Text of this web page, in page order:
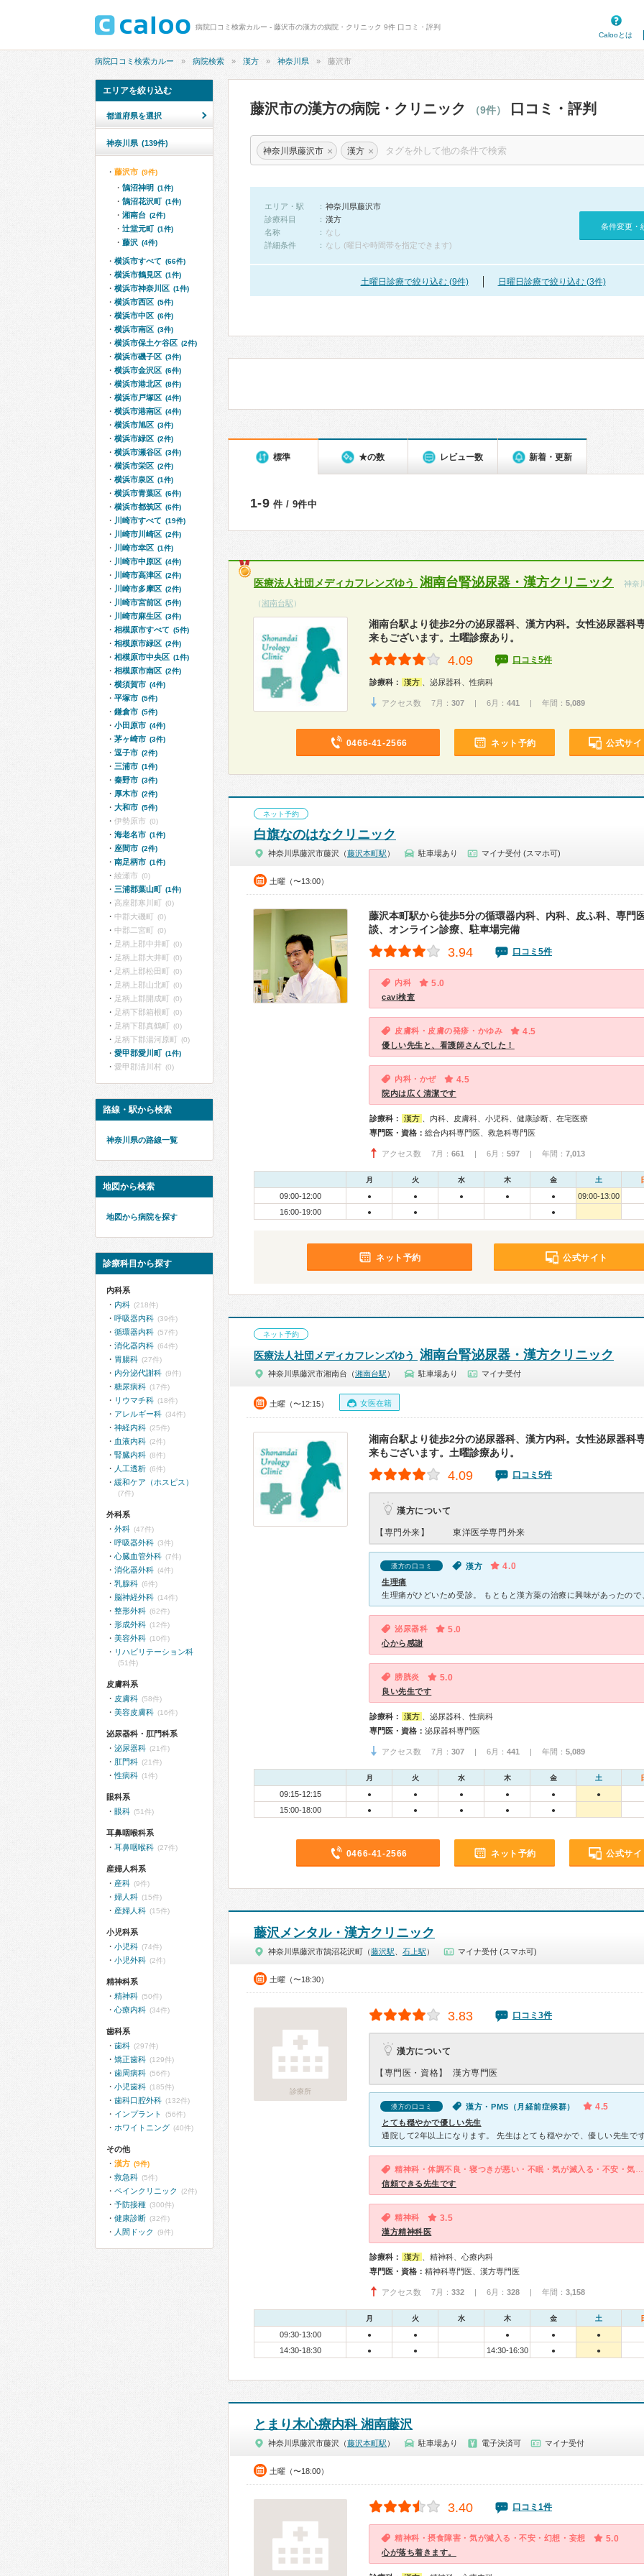
病院口コミ検索カルー - 藤沢市の漢方の病院・クリニック 9件 口コミ・評判
Calooとは
病院口コミ検索カルー 病院検索 漢方 神奈川県 藤沢市
藤沢市の漢方の病院・クリニック （9件） 口コミ・評判
神奈川県藤沢市 × 漢方 ×
エリア・駅
神奈川県藤沢市
診療科目
漢方
名称
なし
詳細条件
なし (曜日や時間帯を指定できます)
条件変更・
土曜日診療で絞り込む (9件) 日曜日診療で絞り込む (3件)
標準 ★の数 レビュー数 新着・更新
1-9 件 / 9件中
医療法人社団メディカフレンズゆう 湘南台腎泌尿器・漢方クリニック 神奈
（湘南台駅 ）
湘南台駅より徒歩2分の泌尿器科、漢方内科。女性泌尿器科
来もございます。土曜診療あり。
4.09 口コミ5件
診療科： 漢方 、泌尿器科、性病科
アクセス数 7月： 307 | 6月： 441 | 年間： 5,089
0466-41-2566 ネット予約 公式サイ
ネット予約
白旗なのはなクリニック
神奈川県藤沢市藤沢（藤沢本町駅 ） 駐車場あり マイナ受付 (スマホ可)
土曜（〜13:00）
藤沢本町駅から徒歩5分の循環器内科、内科、皮ふ科、専門
談、オンライン診療、駐車場完備
3.94 口コミ5件
内科 5.0
cavi検査
皮膚科・皮膚の発疹・かゆみ 4.5
優しい先生と、看護師さんでした！
内科・かぜ 4.5
院内は広く清潔です
診療科： 漢方
、内科、皮膚科、小児科、健康診断、在宅医療
専門医・資格： 総合内科専門医、救急科専門医
アクセス数 7月： 661 | 6月： 597 | 年間： 7,013
月 火 水 木 金 土
09:00-12:00 ● ● ● ● ●
09:00-13:00
16:00-19:00
● ● ●
ネット予約 公式サイト
ネット予約
医療法人社団メディカフレンズゆう 湘南台腎泌尿器・漢方クリニック
神奈川県藤沢市湘南台（湘南台駅 ） 駐車場あり マイナ受付
土曜（〜12:15） 女医在籍
湘南台駅より徒歩2分の泌尿器科、漢方内科。女性泌尿器科
来もございます。土曜診療あり。
4.09 口コミ5件
漢方について
【専門外来】 東洋医学専門外来
漢方の口コミ 漢方 4.0
生理痛
泌尿器科 5.0
心から感謝
膀胱炎 5.0
良い先生です
診療科： 漢方
、泌尿器科、性病科
専門医・資格： 泌尿器科専門医
アクセス数 7月： 307 | 6月： 441 | 年間： 5,089
月 火 水 木 金 土
09:15-12:15 ● ● ● ● ● ●
15:00-18:00 ● ● ● ● ●
0466-41-2566 ネット予約 公式サイ
藤沢メンタル・漢方クリニック
神奈川県藤沢市鵠沼花沢町（藤沢駅 石上駅 ） マイナ受付 (スマホ可)
土曜（〜18:30）
診療所
3.83 口コミ3件
漢方について
【専門医・資格】 漢方専門医
漢方の口コミ 漢方・PMS（月経前症候群） 4.5
とても穏やかで優しい先生
信頼できる先生です
精神科 3.5
漢方精神科医
診療科： 漢方
、精神科、心療内科
専門医・資格： 精神科専門医、漢方専門医
アクセス数 7月： 332 | 6月： 328 | 年間： 3,158
月 火 水 木 金 土
09:30-13:00 ● ● ● ● ●
14:30-18:30 ● ● 14:30-16:30 ● ●
とまり木心療内科 湘南藤沢
神奈川県藤沢市藤沢（藤沢本町駅 ） 駐車場あり 電子決済可 マイナ受付
土曜（〜18:00）
3.40 口コミ1件
精神科・摂食障害・気が滅入る・不安・幻想・妄想 5.0
心が落ち着きます。
エリアを絞り込む
都道府県を選択
神奈川県 (139件)
藤沢市 (9件)
鵠沼神明 (1件)
鵠沼花沢町 (1件)
湘南台 (2件)
辻堂元町 (1件)
藤沢 (4件)
横浜市すべて (66件)
横浜市鶴見区 (1件)
横浜市神奈川区 (1件)
横浜市西区 (5件)
横浜市中区 (6件)
横浜市南区 (3件)
横浜市保土ケ谷区 (2件)
横浜市磯子区 (3件)
横浜市金沢区 (6件)
横浜市港北区 (8件)
横浜市戸塚区 (4件)
横浜市港南区 (4件)
横浜市旭区 (3件)
横浜市緑区 (2件)
横浜市瀬谷区 (3件)
横浜市栄区 (2件)
横浜市泉区 (1件)
横浜市青葉区 (6件)
横浜市都筑区 (6件)
川崎市すべて (19件)
川崎市川崎区 (2件)
川崎市幸区 (1件)
川崎市中原区 (4件)
川崎市高津区 (2件)
川崎市多摩区 (2件)
川崎市宮前区 (5件)
川崎市麻生区 (3件)
相模原市すべて (5件)
相模原市緑区 (2件)
相模原市中央区 (1件)
相模原市南区 (2件)
横須賀市 (4件)
平塚市 (5件)
鎌倉市 (5件)
小田原市 (4件)
茅ヶ崎市 (3件)
逗子市 (2件)
三浦市 (1件)
秦野市 (3件)
厚木市 (2件)
大和市 (5件)
伊勢原市 (0)
海老名市 (1件)
座間市 (2件)
南足柄市 (1件)
綾瀬市 (0)
三浦郡葉山町 (1件)
高座郡寒川町 (0)
中郡大磯町 (0)
中郡二宮町 (0)
足柄上郡中井町 (0)
足柄上郡大井町 (0)
足柄上郡松田町 (0)
足柄上郡山北町 (0)
足柄上郡開成町 (0)
足柄下郡箱根町 (0)
足柄下郡真鶴町 (0)
足柄下郡湯河原町 (0)
愛甲郡愛川町 (1件)
愛甲郡清川村 (0)
路線・駅から検索
神奈川県の路線一覧
地図から検索
地図から病院を探す
診療科目から探す
内科系
内科 (218件)
呼吸器内科 (39件)
循環器内科 (57件)
消化器内科 (64件)
胃腸科 (27件)
内分泌代謝科 (9件)
糖尿病科 (17件)
リウマチ科 (18件)
アレルギー科 (34件)
神経内科 (25件)
血液内科 (2件)
腎臓内科 (8件)
人工透析 (6件)
緩和ケア（ホスピス）
(7件)
外科系
外科 (47件)
呼吸器外科 (3件)
心臓血管外科 (7件)
消化器外科 (4件)
乳腺科 (6件)
脳神経外科 (14件)
整形外科 (62件)
形成外科 (12件)
美容外科 (10件)
リハビリテーション科
(51件)
皮膚科系
皮膚科 (58件)
美容皮膚科 (16件)
泌尿器科・肛門科系
泌尿器科 (21件)
肛門科 (21件)
性病科 (1件)
眼科系
眼科 (51件)
耳鼻咽喉科系
耳鼻咽喉科 (27件)
産婦人科系
産科 (9件)
婦人科 (15件)
産婦人科 (15件)
小児科系
小児科 (74件)
小児外科 (2件)
精神科系
精神科 (50件)
心療内科 (34件)
歯科系
歯科 (297件)
矯正歯科 (129件)
歯周病科 (56件)
小児歯科 (185件)
歯科口腔外科 (132件)
インプラント (56件)
ホワイトニング (40件)
その他
漢方 (9件)
救急科 (5件)
ペインクリニック (2件)
予防接種 (300件)
健康診断 (32件)
人間ドック (9件)